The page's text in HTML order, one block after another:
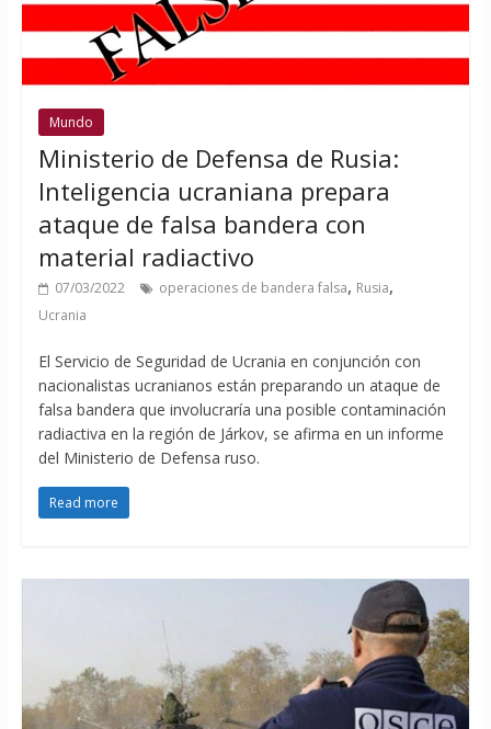
Mundo
Ministerio de Defensa de Rusia:
Inteligencia ucraniana prepara
ataque de falsa bandera con
material radiactivo
07/03/2022 operaciones de bandera falsa, Rusia,
Ucrania
El Servicio de Seguridad de Ucrania en conjunción con
nacionalistas ucranianos están preparando un ataque de
falsa bandera que involucraría una posible contaminación
radiactiva en la región de Járkov, se afirma en un informe
del Ministerio de Defensa ruso.
Read more